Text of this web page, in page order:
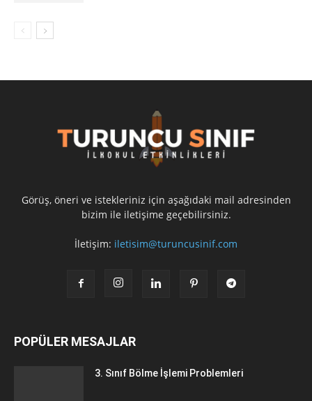
Görüş, öneri ve istekleriniz için aşağıdaki mail adresinden
bizim ile iletişime geçebilirsiniz.
İletişim: iletisim@turuncusinif.com
POPÜLER MESAJLAR
3. Sınıf Bölme İşlemi Problemleri